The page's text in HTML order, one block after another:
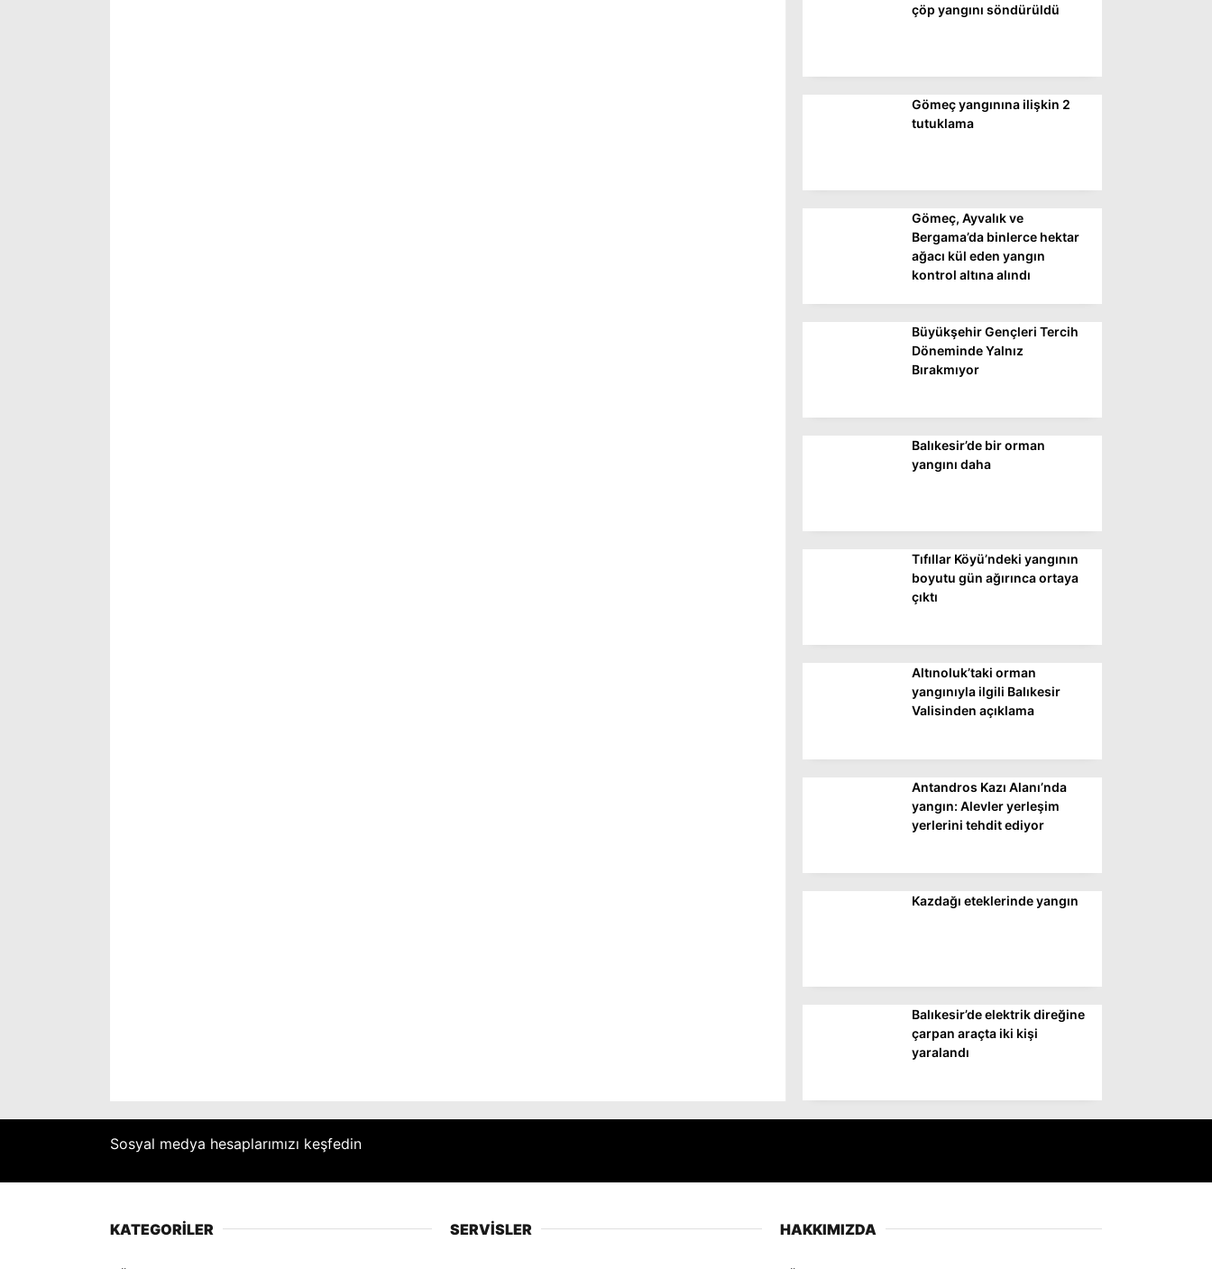
WhatsApp İhbar
Instagram
çöp yangını söndürüldü
Gömeç yangınına ilişkin 2
tutuklama
Gömeç, Ayvalık ve
Bergama’da binlerce hektar
ağacı kül eden yangın
kontrol altına alındı
Büyükşehir Gençleri Tercih
Döneminde Yalnız
Bırakmıyor
Balıkesir’de bir orman
yangını daha
Tıfıllar Köyü’ndeki yangının
boyutu gün ağırınca ortaya
çıktı
Altınoluk’taki orman
yangınıyla ilgili Balıkesir
Valisinden açıklama
Antandros Kazı Alanı’nda
yangın: Alevler yerleşim
yerlerini tehdit ediyor
Kazdağı eteklerinde yangın
Balıkesir’de elektrik direğine
çarpan araçta iki kişi
yaralandı
Sosyal medya hesaplarımızı keşfedin
KATEGORİLER SERVİSLER HAKKIMIZDA